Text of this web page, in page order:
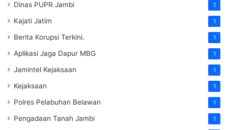
Dinas PUPR Jambi 1
Kajati Jatim 1
Berita Korupsi Terkini. 1
Aplikasi Jaga Dapur MBG 1
Jamintel Kejaksaan 1
Kejaksaan 1
Polres Pelabuhan Belawan 1
Pengadaan Tanah Jambi 1